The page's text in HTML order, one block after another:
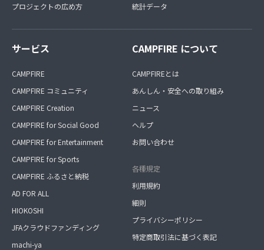
プロジェクトの広め方
統計データ
サービス
CAMPFIRE
CAMPFIRE コミュニティ
CAMPFIRE Creation
CAMPFIRE for Social Good
CAMPFIRE for Entertainment
CAMPFIRE for Sports
CAMPFIRE ふるさと納税
AD FOR ALL
HIOKOSHI
JFAクラウドファンディング
machi-ya
CAMPFIRE について
CAMPFIREとは
あんしん・安全への取り組み
ニュース
ヘルプ
お問い合わせ
各種規定
利用規約
細則
プライバシーポリシー
特定商取引法に基づく表記